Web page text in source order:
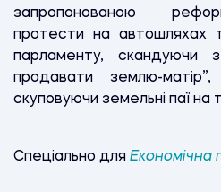
запропонованою
протести на автошляхах
парламенту,
продавати землю-
скуповуючи земельні паї на
Спеціально для Економічна